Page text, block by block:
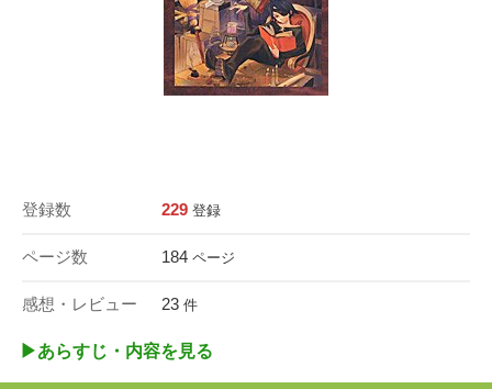
登録数 229 登録
ページ数 184 ページ
感想・レビュー 23 件
▶︎あらすじ・内容を見る